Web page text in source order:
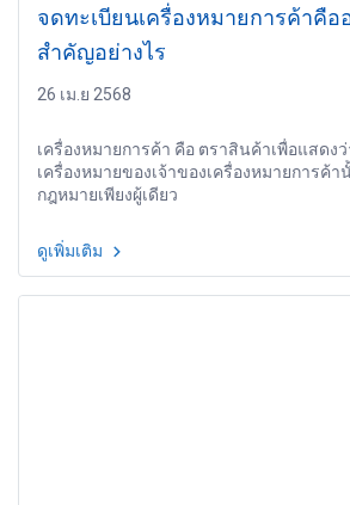
จดทะเบียนเครื่องหมายการค้าคือ
สำคัญอย่างไร
26 เม.ย 2568
เครื่องหมายการค้า คือ ตราสินค้าเพื่อแสดง
เครื่องหมายของเจ้าของเครื่องหมายการค้
กฎหมายเพียงผู้เดียว
ดูเพิ่มเติม